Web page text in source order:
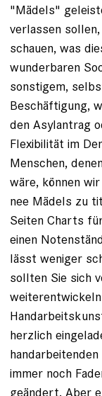
"Mädels"
verlassen
schauen, was
wunderbaren
sonstigem,
Beschäftigung,
den Asylantrag
Flexibilität im
Menschen,
wäre, können
nee Mädels zu
Seiten Charts
einen
lässt weniger
sollten Sie sich
herzlich
immer noch
geändert. Aber